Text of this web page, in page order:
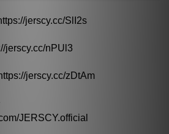
jerscy.cc/SlI2s
jerscy.cc/nPUl3
jerscy.cc/zDtAm
JERSCY.official